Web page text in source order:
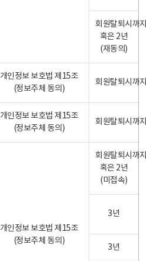
회원탈퇴시까
혹은 2년
(재동의)
개인정보 보호법 제15조
(정보주체 동의)
회원탈퇴시까
개인정보 보호법 제15조
(정보주체 동의)
회원탈퇴시까
개인정보 보호법 제15조
(정보주체 동의)
회원탈퇴시까
혹은 2년
(미접속)
3년
3년